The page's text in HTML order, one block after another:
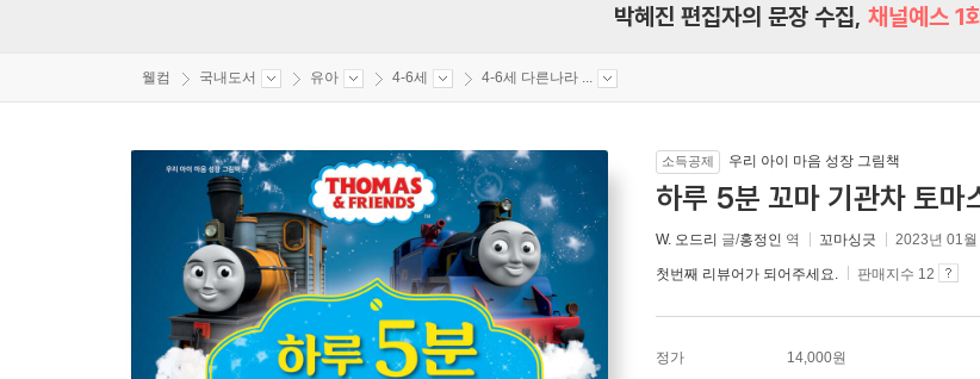
박혜진 편집자의 문장 수집, 채널예스 1
웰컴 국내도서 유아 4-6세 4-6세 다른나라 ...
소득공제 우리 아이 마음 성장 그림책
하루 5분 꼬마 기관차 토마
W. 오드리 글/홍정인 역 꼬마싱긋 2023년 01월
첫번째 리뷰어가 되어주세요. 판매지수 12
정가 14,000원